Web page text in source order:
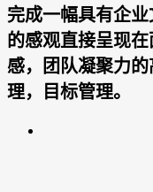
完成一幅具有企
的感观直接呈现
感，团队凝聚力
理，目标管理。